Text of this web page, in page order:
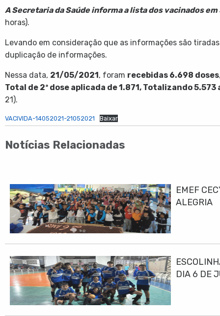
A Secretaria da Saúde informa a lista dos vacinados
horas).
Levando em consideração que as informações são
duplicação de informações.
Nessa data, 21/05/2021, foram recebidas 6.698 doses
Total de 2ª dose aplicada de 1.871, Totalizando
21).
VACIVIDA-14052021-21052021 Baixar
Notícias Relacionadas
EMEF
ALEGRIA
DIA 6 DE